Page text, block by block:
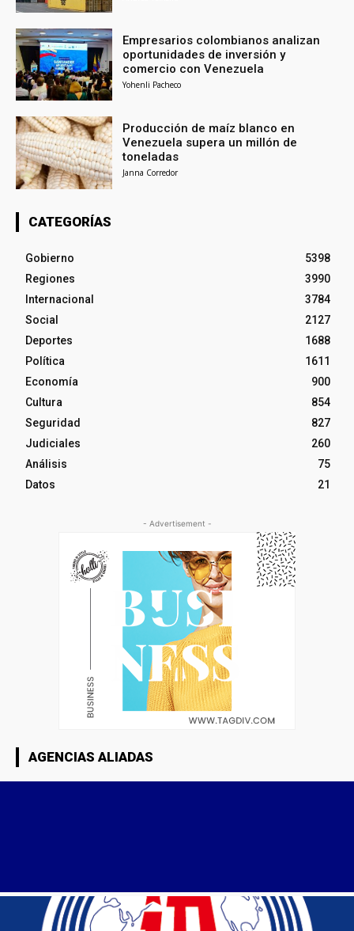
Empresarios colombianos analizan
oportunidades de inversión y
comercio con Venezuela
Yohenli Pacheco
Producción de maíz blanco en
Venezuela supera un millón de
toneladas
Janna Corredor
CATEGORÍAS
Gobierno
5398
Regiones
3990
Internacional
3784
Social
2127
Deportes
1688
Política
1611
Economía
900
Cultura
854
Seguridad
827
Judiciales
260
Análisis
75
Datos
21
- Advertisement -
AGENCIAS ALIADAS